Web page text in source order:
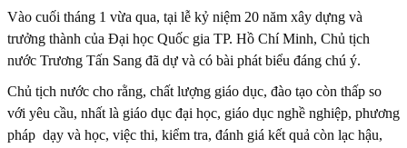
Vào cuối tháng 1 vừa qua, tại lễ kỷ niệm 20 năm xây dựng và
trưởng thành của Đại học Quốc gia TP. Hồ Chí Minh, Chủ tịch
nước Trương Tấn Sang đã dự và có bài phát biểu đáng chú ý.
Chủ tịch nước cho rằng, chất lượng giáo dục, đào tạo còn thấp so
với yêu cầu, nhất là giáo dục đại học, giáo dục nghề nghiệp, phương
pháp dạy và học, việc thi, kiểm tra, đánh giá kết quả còn lạc hậu,